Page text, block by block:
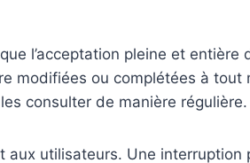
l’acceptation pleine et
modifiées ou complétées à
consulter de manière régulière.
utilisateurs. Une